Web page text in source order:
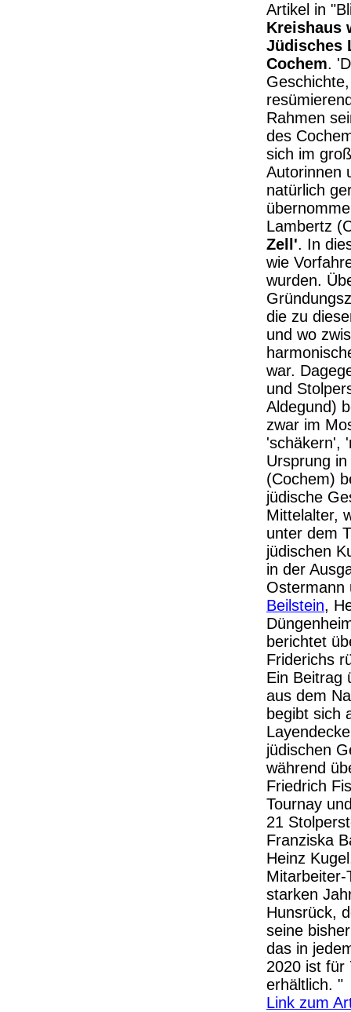
Artikel in
Kreishaus
Jüdisches
Cochem.
Rahmen
des
sich im
Autorinnen
natürlich
Lambertz
Zell'. In
wie
wurden.
die zu
und wo
war.
und
Aldegund)
zwar im
'schäkern',
Ursprung
(Cochem)
jüdische
Mittelalter,
unter dem
jüdischen
in der
Ostermann
Beilstein,
berichtet
Friderichs
Ein Beitrag
aus dem
begibt sich
jüdischen
während
Friedrich
Tournay
21
Franziska
Heinz
Mitarbeiter-
starken
Hunsrück,
seine
das in
2020 ist für
erhältlich. "
Link zum